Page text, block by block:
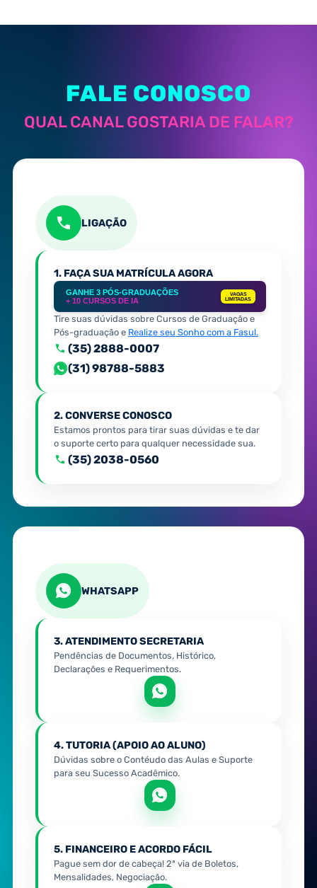
FALE CONOSCO
QUAL CANAL GOSTARIA DE FALAR?
LIGAÇÃO
1. FAÇA SUA MATRÍCULA AGORA
GANHE 3 PÓS-GRADUAÇÕES
+ 10 CURSOS DE IA
VAGAS
LIMITADAS
Tire suas dúvidas sobre Cursos de Graduação e
Pós-graduação e Realize seu Sonho com a Fasul.
(35) 2888-0007
(31) 98788-5883
2. CONVERSE CONOSCO
Estamos prontos para tirar suas dúvidas e te dar
o suporte certo para qualquer necessidade sua.
(35) 2038-0560
WHATSAPP
3. ATENDIMENTO SECRETARIA
Pendências de Documentos, Histórico,
Declarações e Requerimentos.
4. TUTORIA (APOIO AO ALUNO)
Dúvidas sobre o Contéudo das Aulas e Suporte
para seu Sucesso Acadêmico.
5. FINANCEIRO E ACORDO FÁCIL
Pague sem dor de cabeça! 2ª via de Boletos,
Mensalidades, Negociação.